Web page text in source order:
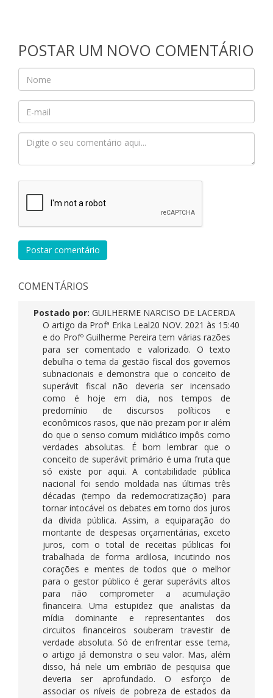
POSTAR UM NOVO COMENTÁRIO
Postar comentário
COMENTÁRIOS
Postado por: GUILHERME NARCISO DE LACERDA
20 NOV. 2021 às 15:40
O artigo da Profª Erika Leal
e do Profº Guilherme Pereira tem várias razões
para ser comentado e valorizado. O texto
debulha o tema da gestão fiscal dos governos
subnacionais e demonstra que o conceito de
superávit fiscal não deveria ser incensado
como é hoje em dia, nos tempos de
predomínio de discursos políticos e
econômicos rasos, que não prezam por ir além
do que o senso comum midiático impôs como
verdades absolutas. É bom lembrar que o
conceito de superávit primário é uma fruta que
só existe por aqui. A contabilidade pública
nacional foi sendo moldada nas últimas três
décadas (tempo da redemocratização) para
tornar intocável os debates em torno dos juros
da dívida pública. Assim, a equiparação do
montante de despesas orçamentárias, exceto
juros, com o total de receitas públicas foi
trabalhada de forma ardilosa, incutindo nos
corações e mentes de todos que o melhor
para o gestor público é gerar superávits altos
para não comprometer a acumulação
financeira. Uma estupidez que analistas da
mídia dominante e representantes dos
circuitos financeiros souberam travestir de
verdade absoluta. Só de enfrentar esse tema,
o artigo já demonstra o seu valor. Mas, além
disso, há nele um embrião de pesquisa que
deveria ser aprofundado. O esforço de
associar os níveis de pobreza de estados da